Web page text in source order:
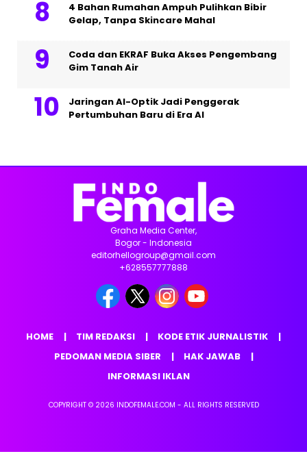
4 Bahan Rumahan Ampuh Pulihkan Bibir
Gelap, Tanpa Skincare Mahal
Coda dan EKRAF Buka Akses Pengembang
Gim Tanah Air
Jaringan AI-Optik Jadi Penggerak
Pertumbuhan Baru di Era AI
Graha Media Center,
Bogor - Indonesia
editorhellogroup@gmail.com
+628557777888
HOME TIM REDAKSI
KODE ETIK JURNALISTIK
PEDOMAN MEDIA SIBER
HAK JAWAB
INFORMASI IKLAN
COPYRIGHT © 2026 INDOFEMALE.COM - ALL RIGHTS RESERVED